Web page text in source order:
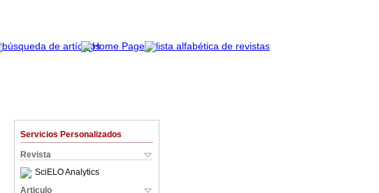
Servicios Personalizados
Revista
SciELO Analytics
Articulo